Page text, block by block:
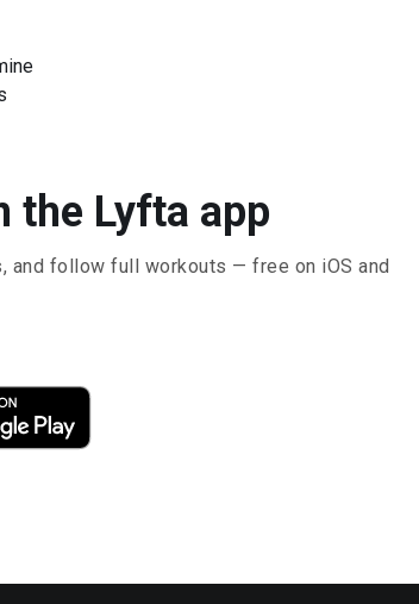
the Lyfta app
and follow full workouts — free on iOS and